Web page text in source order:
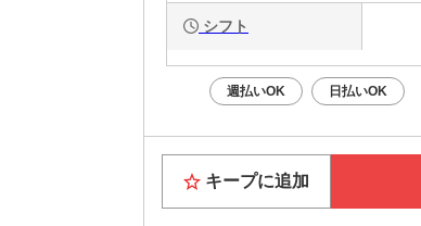
シフト
週払いOK 日払いOK
キープに追加